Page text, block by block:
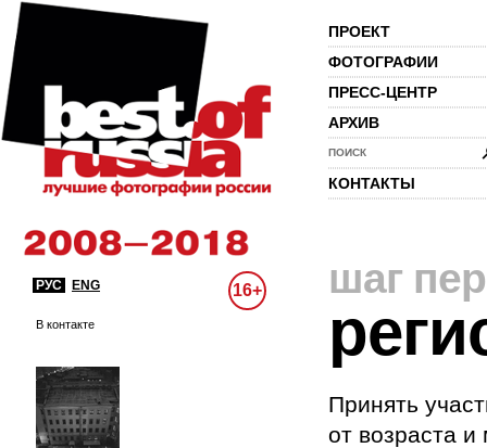
ПРОЕКТ
ФОТОГРАФИИ
ПРЕСС-ЦЕНТР
АРХИВ
ПОИСК
КОНТАКТЫ
РУС ENG 16+
В контакте
шаг
Принять
от возраста